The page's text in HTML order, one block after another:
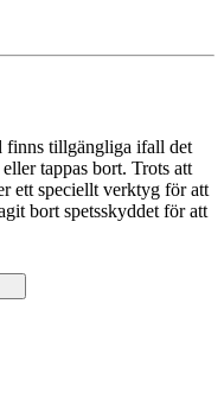
finns tillgängliga ifall det
tappas bort. Trots att
ett speciellt verktyg för att
bort spetsskyddet för att